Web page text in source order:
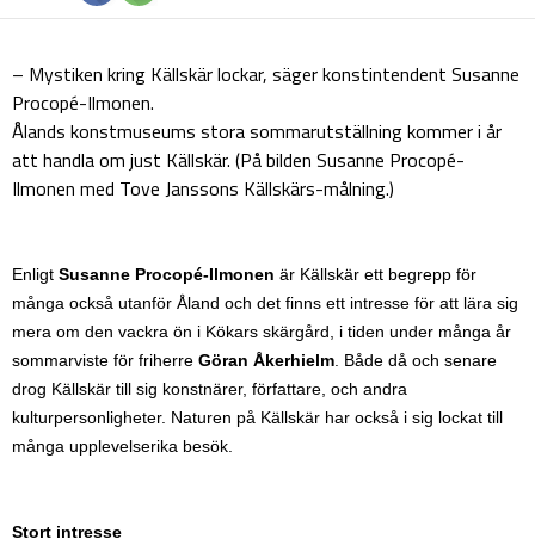
– Mystiken kring Källskär lockar, säger konstintendent Susanne
Procopé-Ilmonen.
Ålands konstmuseums stora sommarutställning kommer i år
att handla om just Källskär. (På bilden Susanne Procopé-
Ilmonen med Tove Janssons Källskärs-målning.)
Enligt Susanne Procopé-Ilmonen är Källskär ett begrepp för
många också utanför Åland och det finns ett intresse för att lära sig
mera om den vackra ön i Kökars skärgård, i tiden under många år
sommarviste för friherre Göran Åkerhielm . Både då och senare
drog Källskär till sig konstnärer, författare, och andra
kulturpersonligheter. Naturen på Källskär har också i sig lockat till
många upplevelserika besök.
Stort intresse